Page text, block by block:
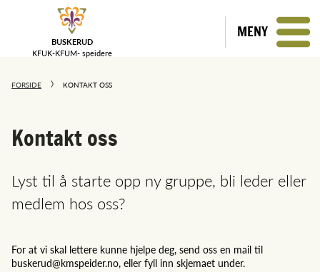
BUSKERUD
KFUK-KFUM- speidere
MENY
FORSIDE KONTAKT OSS
Kontakt oss
Lyst til å starte opp ny gruppe, bli leder eller
medlem hos oss?
For at vi skal lettere kunne hjelpe deg, send oss en mail til
buskerud@kmspeider.no, eller fyll inn skjemaet under.